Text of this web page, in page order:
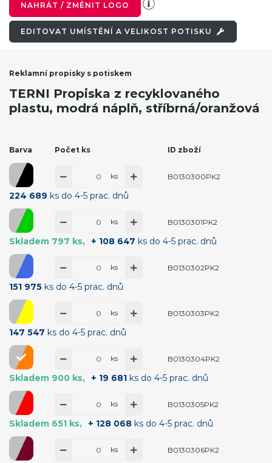
NAHRÁT / ZMĚNIT LOGO
EDITOVAT UMÍSTĚNÍ A VELIKOST POTISKU
Reklamní propisky s potiskem
TERNI Propiska z recyklovaného
plastu, modrá náplň, stříbrná/oranžová
Barva Počet ks ID zboží
224 689 ks do 4-5 prac. dnů
ks B0130300PK2
Skladem 797 ks + 108 647 ks do 4-5 prac. dnů
ks B0130301PK2
151 975 ks do 4-5 prac. dnů
ks B0130302PK2
147 547 ks do 4-5 prac. dnů
ks B0130303PK2
Skladem 900 ks + 19 681 ks do 4-5 prac. dnů
ks B0130304PK2
Skladem 651 ks + 128 068 ks do 4-5 prac. dnů
ks B0130305PK2
ks B0130306PK2